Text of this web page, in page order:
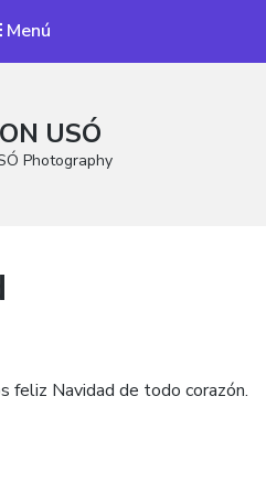
Menú
USÓ
Photography
feliz Navidad de todo corazón.